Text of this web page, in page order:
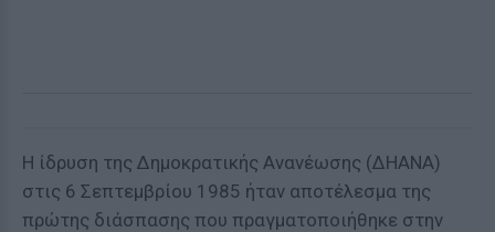
Η ίδρυση της Δημοκρατικής Ανανέωσης (ΔΗΑΝΑ)
στις 6 Σεπτεμβρίου 1985 ήταν αποτέλεσμα της
πρώτης διάσπασης που πραγματοποιήθηκε στην